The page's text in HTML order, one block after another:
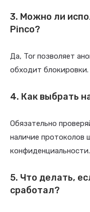
3. Можно ли
Pinco?
Да, Tor позволяет
обходит блокировки.
4. Как выбрать
Обязательно
наличие протоколов
конфиденциальности.
5. Что делать,
сработал?